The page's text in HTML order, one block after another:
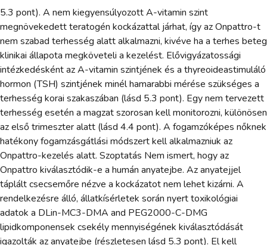
5.3 pont). A nem kiegyensúlyozott A-vitamin szint
megnövekedett teratogén kockázattal járhat, így az Onpattro-t
nem szabad terhesség alatt alkalmazni, kivéve ha a terhes beteg
klinikai állapota megköveteli a kezelést. Elővigyázatossági
intézkedésként az A-vitamin szintjének és a thyreoideastimuláló
hormon (TSH) szintjének minél hamarabbi mérése szükséges a
terhesség korai szakaszában (lásd 5.3 pont). Egy nem tervezett
terhesség esetén a magzat szorosan kell monitorozni, különösen
az első trimeszter alatt (lásd 4.4 pont). A fogamzóképes nőknek
hatékony fogamzásgátlási módszert kell alkalmazniuk az
Onpattro-kezelés alatt. Szoptatás Nem ismert, hogy az
Onpattro kiválasztódik-e a humán anyatejbe. Az anyatejjel
táplált csecsemőre nézve a kockázatot nem lehet kizárni. A
rendelkezésre álló, állatkísérletek során nyert toxikológiai
adatok a DLin-MC3-DMA and PEG2000-C-DMG
lipidkomponensek csekély mennyiségének kiválasztódását
igazolták az anyatejbe (részletesen lásd 5.3 pont). El kell